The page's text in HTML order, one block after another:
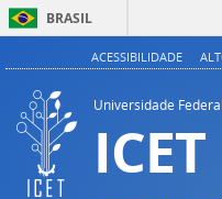
BRASIL
ACESSIBILIDADE
Universidade
ICET